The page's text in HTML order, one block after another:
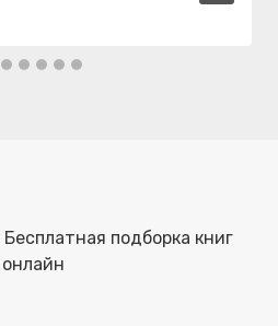
подборка книг
онлайн